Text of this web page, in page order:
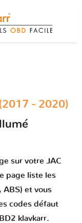
- 2020)
sur votre JAC
page liste les
ABS) et vous
codes défaut
klavkarr.